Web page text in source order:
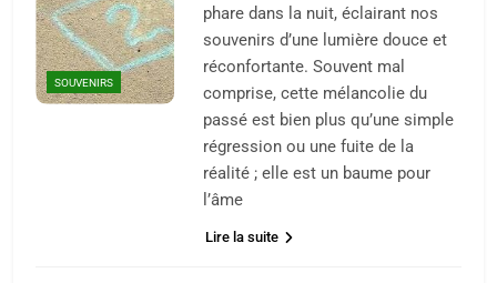
SOUVENIRS
phare dans la nuit, éclairant nos
souvenirs d’une lumière douce et
réconfortante. Souvent mal
comprise, cette mélancolie du
passé est bien plus qu’une simple
régression ou une fuite de la
réalité ; elle est un baume pour
l’âme
Lire la suite